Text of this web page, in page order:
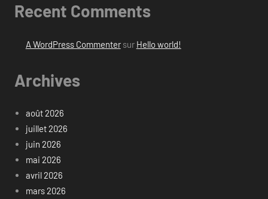
Recent Comments
A WordPress Commentersur Hello world!
Archives
août 2026
juillet 2026
juin 2026
mai 2026
avril 2026
mars 2026